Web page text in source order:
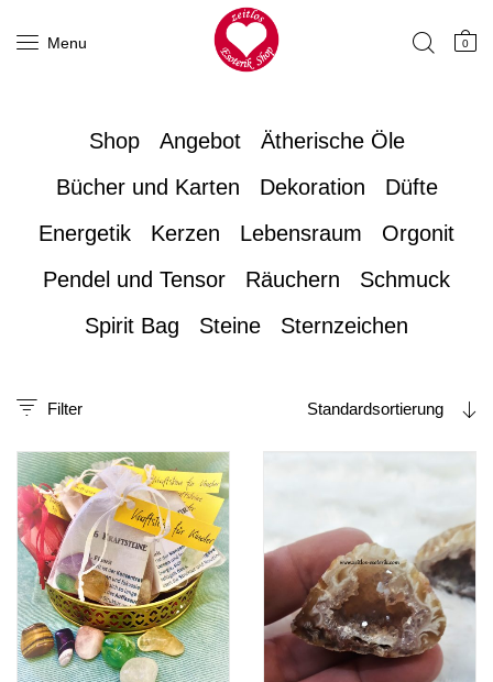
Menu 0
Filter
Shop Angebot
Ätherische Öle
Bücher und Karten
Dekoration
Düfte
Energetik
Kerzen Lebensraum
Orgonit
Pendel und Tensor
Räuchern
Schmuck
Spirit Bag
Steine Sternzeichen
Standardsortierung